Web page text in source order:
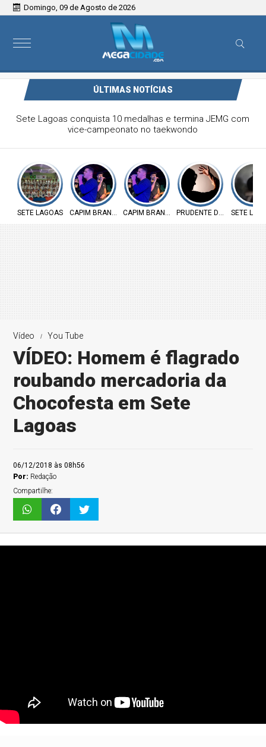
Domingo, 09 de Agosto de 2026
ÚLTIMAS NOTÍCIAS
Victor & Bruno são destaque no ForróCap em Capim
Branco
SETE LAGOAS CAPIM BRANCO CAPIM BRANCO PRUDENTE DE MORAIS
SETE
Vídeo You Tube
VÍDEO: Homem é flagrado
roubando mercadoria da
Chocofesta em Sete
Lagoas
06/12/2018 às 08h56
Por: Redação
Compartilhe: